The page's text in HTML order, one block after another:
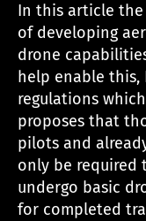
In this article
of developing
drone
help enable this,
regulations
proposes that
pilots and
only be required
undergo basic
for completed